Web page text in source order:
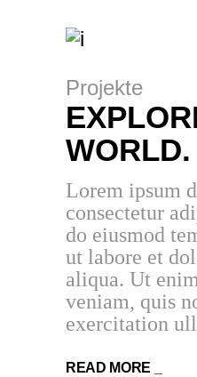
Projekte
WORLD.
Lorem ipsum
consectetur
do eiusmod
ut labore et
aliqua. Ut
veniam, quis
exercitation
READ MORE _